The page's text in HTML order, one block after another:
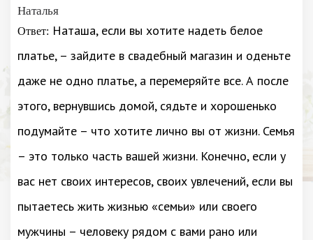
Наталья
Ответ: Наташа, если вы хотите надеть белое
платье, – зайдите в свадебный магазин и оденьте
даже не одно платье, а перемеряйте все. А после
этого, вернувшись домой, сядьте и хорошенько
подумайте – что хотите лично вы от жизни. Семья
– это только часть вашей жизни. Конечно, если у
вас нет своих интересов, своих увлечений, если вы
пытаетесь жить жизнью «семьи» или своего
мужчины – человеку рядом с вами рано или